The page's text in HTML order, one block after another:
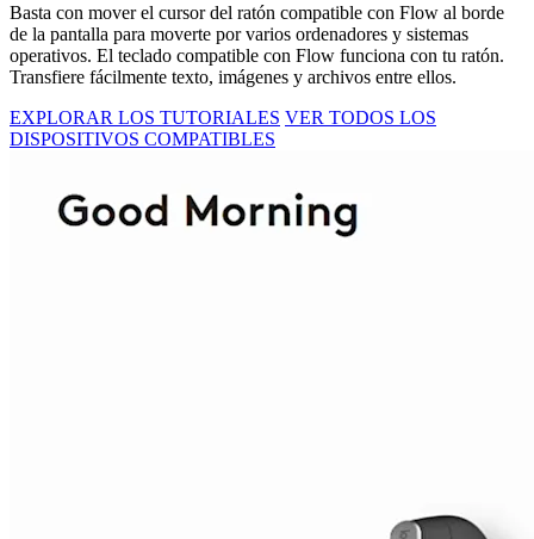
Basta con mover el cursor del ratón compatible con Flow al borde
de la pantalla para moverte por varios ordenadores y sistemas
operativos. El teclado compatible con Flow funciona con tu ratón.
Transfiere fácilmente texto, imágenes y archivos entre ellos.
EXPLORAR LOS TUTORIALES VER TODOS LOS
DISPOSITIVOS COMPATIBLES